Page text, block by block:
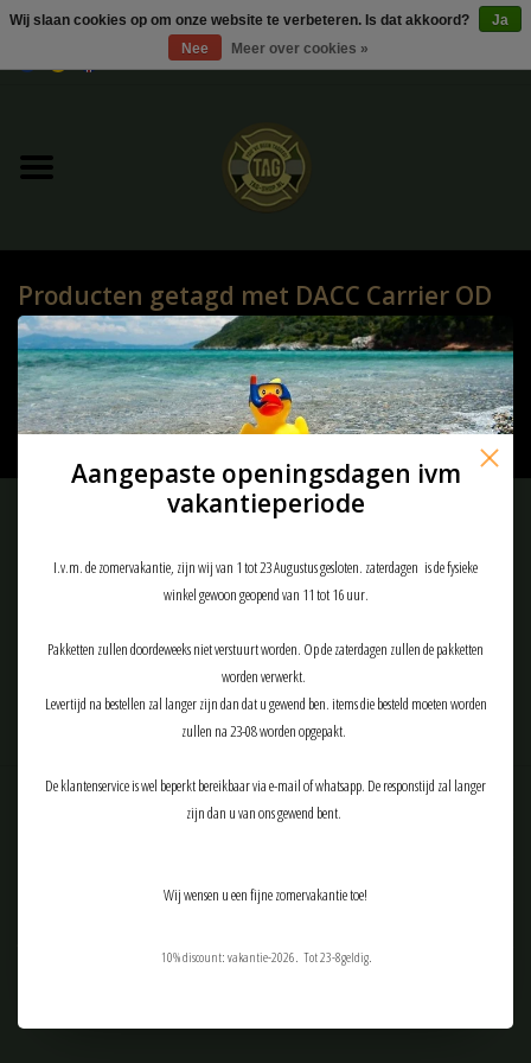
UItverkoop
Kleding
Tactical gear
Ammo
Producten getagd met DACC Carrier OD
HOME/TAGS/DACC CARRIER OD
Geen producten gevonden!...
Meld je aan voor onze nieuwsbrief:
ABONNEER
Tactical Airsoft Gear (TAG-Shop)
Wij slaan cookies op om onze website te verbeteren. Is dat akkoord?
Ja
Nee
Meer over cookies »
Aangepaste openingsdagen ivm
vakantieperiode
I.v.m. de zomervakantie, zijn wij van 1 tot 23 Augustus gesloten. zaterdagen is de fysieke
winkel gewoon geopend van 11 tot 16 uur.
Pakketten zullen doordeweeks niet verstuurt worden. Op de zaterdagen zullen de pakketten
worden verwerkt.
Levertijd na bestellen zal langer zijn dan dat u gewend ben. items die besteld moeten worden
zullen na 23-08 worden opgepakt.
De klantenservice is wel beperkt bereikbaar via e-mail of whatsapp. De responstijd zal langer
zijn dan u van ons gewend bent.
Wij wensen u een fijne zomervakantie toe!
10% discount: vakantie-2026. Tot 23-8geldig.